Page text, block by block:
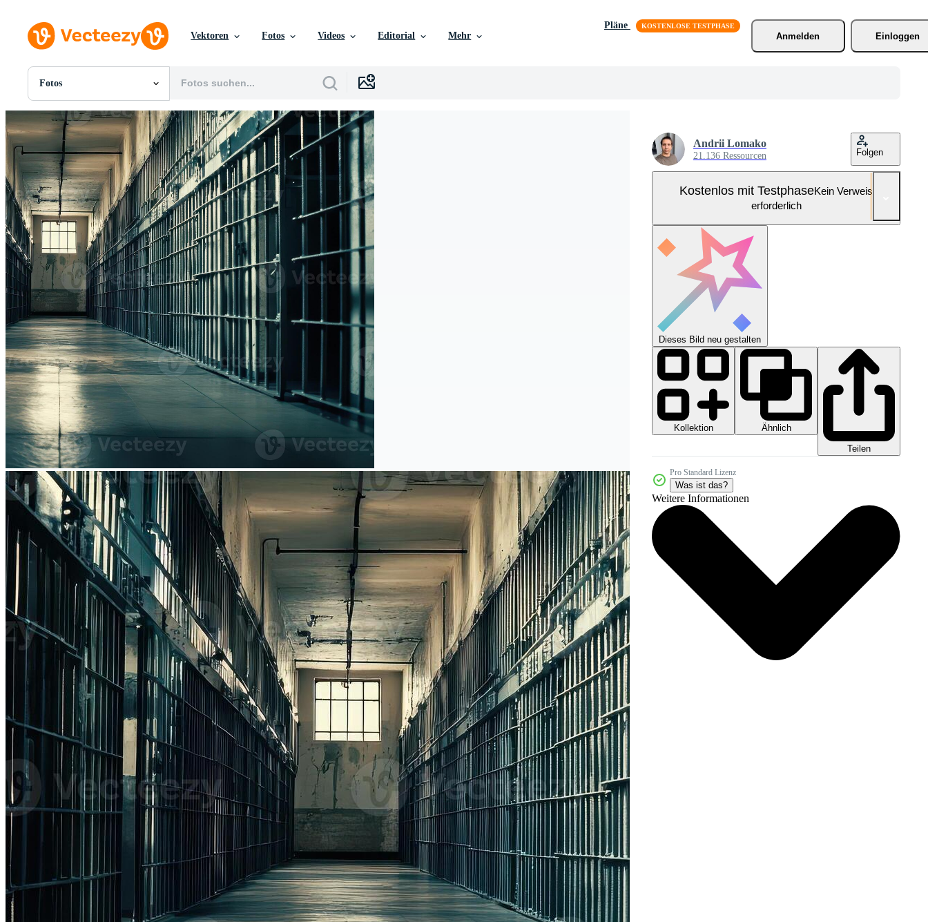
Vektoren Fotos Videos Editorial Mehr
Pläne
Anmelden
Einloggen
Fotos
Alle Bilder
Fotos
PNGs
PSDs
SVGs
Vorlagen
Vektoren
Videos
Motion Graphics
Redaktionelle Bilder
Redaktionelle Ereignisse
Andrii Lomako
21.136 Ressourcen Folgen
Kostenlos mit TestphaseKein Verweis
erforderlich
Dieses Bild neu gestalten
Kollektion
Ähnlich
Teilen
Pro Standard Lizenz
Was ist das?
Weitere Informationen